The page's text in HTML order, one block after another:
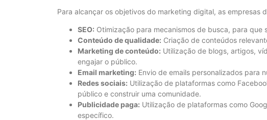
Para alcançar os objetivos do marketing digital, as empresas
SEO: Otimização para mecanismos de busca, para que
Conteúdo de qualidade: Criação de conteúdos
Marketing de conteúdo: Utilização de blogs, artigos,
engajar o público.
Email marketing: Envio de emails personalizados para
Redes sociais: Utilização de plataformas como
público e construir uma comunidade.
Publicidade paga: Utilização de plataformas como
específico.